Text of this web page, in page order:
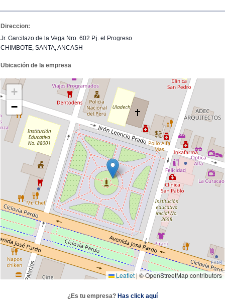
Direccion:
Jr. Garcilazo de la Vega Nro. 602 P.j. el Progreso
CHIMBOTE, SANTA, ANCASH
Ubicación de la empresa
+
−
Leaflet | © OpenStreetMap contributors
¿Es tu empresa? Has click aquí